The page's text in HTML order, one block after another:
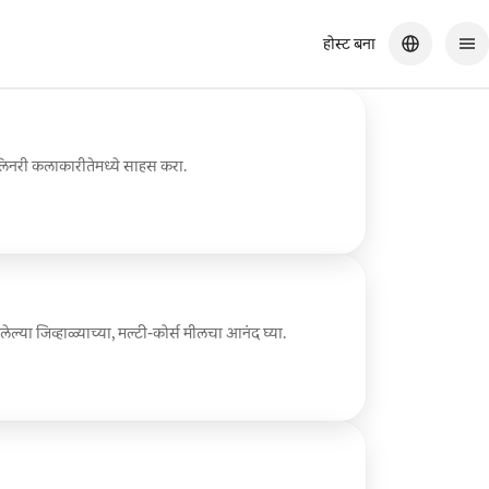
होस्ट बना
कलाकारीतेमध्ये साहस करा.
जिव्हाळ्याच्या, मल्टी-कोर्स मीलचा आनंद घ्या.